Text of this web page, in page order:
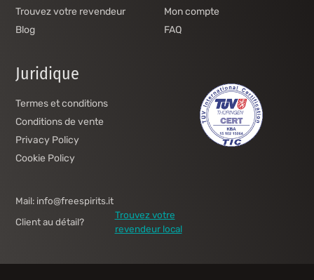
Trouvez votre revendeur
Blog
Mon compte
FAQ
Juridique
Termes et conditions
Conditions de vente
Privacy Policy
Cookie Policy
Mail: info@freespirits.it
Client au détail?
Trouvez votre
revendeur local